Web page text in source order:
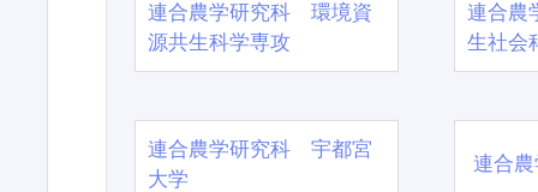
連合農学研究科 環境資
源共生科学専攻
連合農
生社会
連合農学研究科 宇都宮
大学
連合